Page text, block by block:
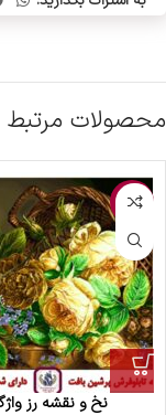
محصولات مرتبط
-10%
نخ و نقشه رز